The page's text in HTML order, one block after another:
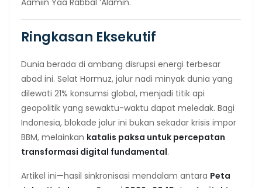
Aamiin Yaa Rabbal ‘Alamin.
Ringkasan Eksekutif
Dunia berada di ambang disrupsi energi terbesar
abad ini. Selat Hormuz, jalur nadi minyak dunia yang
dilewati 21% konsumsi global, menjadi titik api
geopolitik yang sewaktu-waktu dapat meledak. Bagi
Indonesia, blokade jalur ini bukan sekadar krisis impor
BBM, melainkan katalis paksa untuk percepatan
transformasi digital fundamental.
Artikel ini—hasil sinkronisasi mendalam antara Peta